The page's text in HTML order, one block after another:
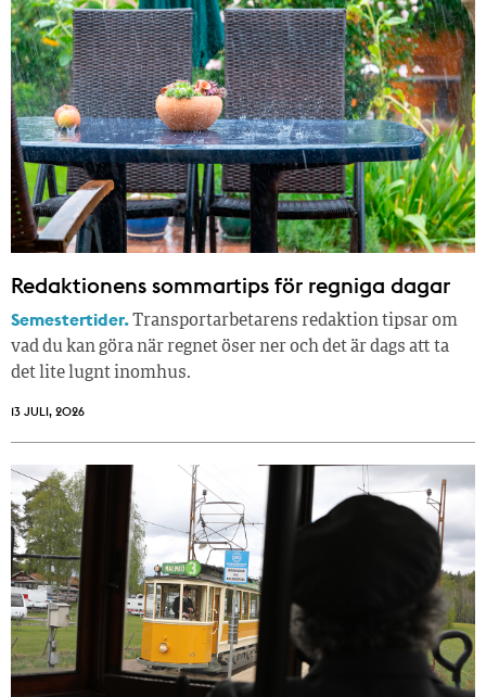
Redaktionens sommar­tips för regniga dagar
Semestertider.Transportarbetarens redaktion tipsar om
vad du kan göra när regnet öser ner och det är dags att ta
det lite lugnt inomhus.
13 JULI, 2026